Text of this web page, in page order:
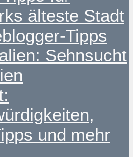
älteste Stadt
Tipps
Sehnsucht
und mehr